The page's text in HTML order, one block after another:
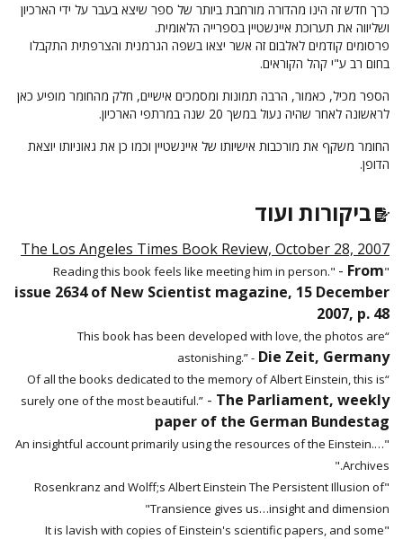
כרך חדש זה הינו מהדורה מורחבת ביותר של ספר שיצא בעבר על ידי הארכיון
ושליווה את תערוכת איינשטיין בספרייה הלאומית.
פרסומים קודמים לאלבום זה אשר יצאו בשפה הגרמנית והצרפתית התקבלו
בחום רב ע"י קהל הקוראים.
הספר מכיל, כאמור, הרבה תמונות ומסמכים אישיים, חלק מהחומר מופיע כאן
לראשונה לאחר שהיה נעול במשך 20 שנה במרתפי הארכיון.
החומר משקף את מורכבות אישיותו של איינשטיין וכמו כן את גאוניותו יוצאת
הדופן.
ביקורות ועוד
The Los Angeles Times Book Review, October 28, 2007
"Reading this book feels like meeting him in person."
- From
issue 2634 of New Scientist magazine, 15 December
2007, p. 48
“This book has been developed with love, the photos are
astonishing.” - Die Zeit, Germany
“Of all the books dedicated to the memory of Albert Einstein, this is
surely one of the most beautiful.” - The Parliament, weekly
paper of the German Bundestag
"….An insightful account primarily using the resources of the Einstein
Archives."
"Rosenkranz and Wolff;s Albert Einstein The Persistent Illusion of
Transience gives us…insight and dimension"
"It is lavish with copies of Einstein's scientific papers, and some